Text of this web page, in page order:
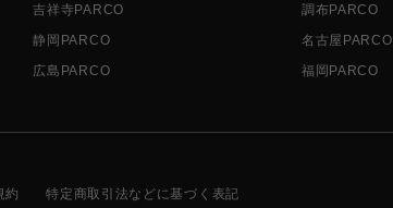
吉祥寺PARCO
調布PARCO
静岡PARCO
名古屋PARCO
広島PARCO
福岡PARCO
約 特定商取引法などに基づく表記